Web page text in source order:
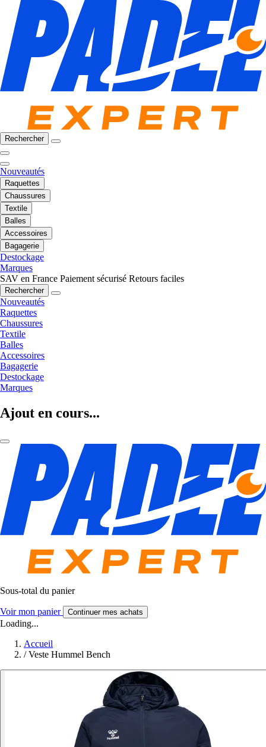
Rechercher
Nouveautés
Raquettes
Chaussures
Textile
Balles
Accessoires
Bagagerie
Destockage
Marques
SAV en France Paiement sécurisé Retours faciles
Rechercher
Nouveautés
Raquettes
Chaussures
Textile
Balles
Accessoires
Bagagerie
Destockage
Marques
Ajout en cours...
Sous-total du panier
Voir mon panier Continuer mes achats
Loading...
Accueil
/ Veste Hummel Bench